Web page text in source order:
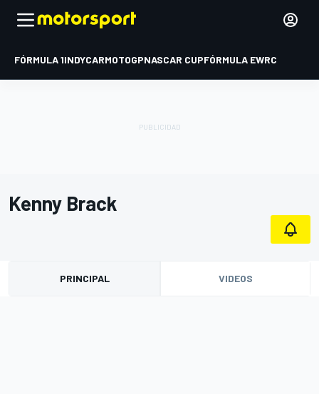
FÓRMULA 1INDYCARMOTOGPNASCAR CUPFÓRMULA EWRC
Kenny Brack
PRINCIPAL VIDEOS